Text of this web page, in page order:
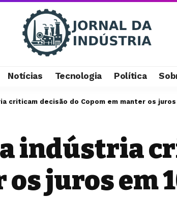
Notícias Tecnologia Política
criticam decisão do Copom em manter os juros
indústria
juros em